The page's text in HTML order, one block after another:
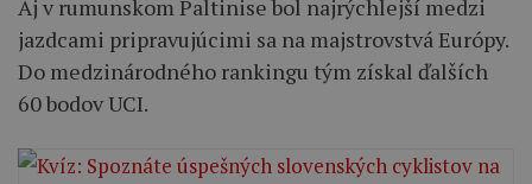
Aj v rumunskom Paltinise bol najrýchlejší medzi
jazdcami pripravujúcimi sa na majstrovstvá Európy.
Do medzinárodného rankingu tým získal ďalších
60 bodov UCI.